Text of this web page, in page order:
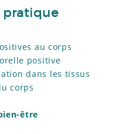
pratique
au corps
positive
dans les tissus
corps
être